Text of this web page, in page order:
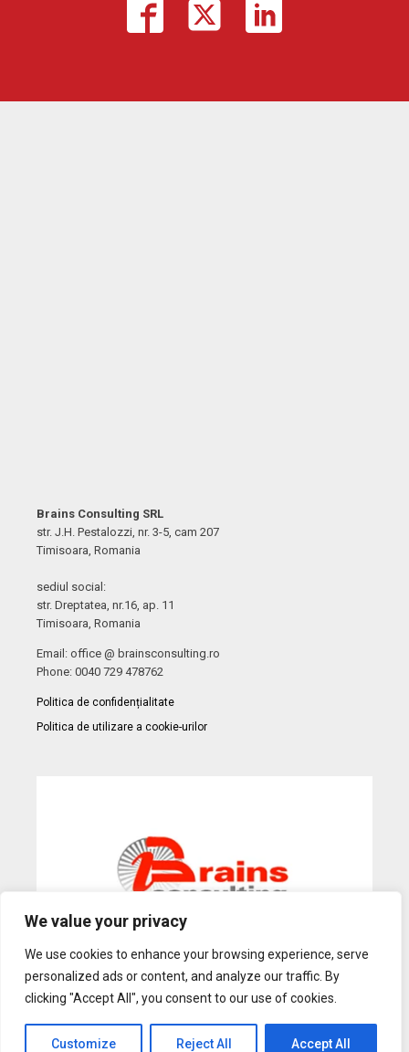
We value your privacy
We use cookies to enhance your browsing experience, serve
personalized ads or content, and analyze our traffic. By
clicking "Accept All", you consent to our use of cookies.
Customize Reject All Accept All
Brains Consulting SRL
str. J.H. Pestalozzi, nr. 3-5, cam 207
Timisoara, Romania
sediul social:
str. Dreptatea, nr.16, ap. 11
Timisoara, Romania
Email: office @ brainsconsulting.ro
Phone: 0040 729 478762
Politica de confidențialitate
Politica de utilizare a cookie-urilor
Gazduire Web